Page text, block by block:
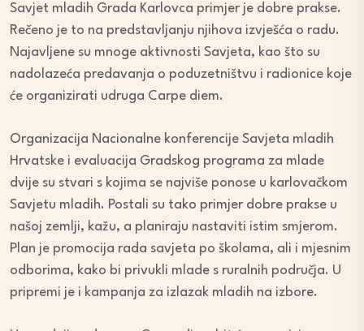
Savjet mladih Grada Karlovca primjer je dobre prakse.
Rečeno je to na predstavljanju njihova izvješća o radu.
Najavljene su mnoge aktivnosti Savjeta, kao što su
nadolazeća predavanja o poduzetništvu i radionice koje
će organizirati udruga Carpe diem.
Organizacija Nacionalne konferencije Savjeta mladih
Hrvatske i evaluacija Gradskog programa za mlade
dvije su stvari s kojima se najviše ponose u karlovačkom
Savjetu mladih. Postali su tako primjer dobre prakse u
našoj zemlji, kažu, a planiraju nastaviti istim smjerom.
Plan je promocija rada savjeta po školama, ali i mjesnim
odborima, kako bi privukli mlade s ruralnih područja. U
pripremi je i kampanja za izlazak mladih na izbore.